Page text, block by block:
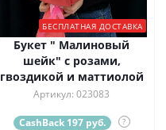
БЕСПЛАТНАЯ ДОСТАВКА
Букет " Малиновый
шейк" с розами,
гвоздикой и маттиолой
Артикул: 023083
CashBack 197 руб. ?